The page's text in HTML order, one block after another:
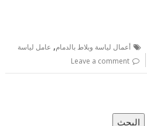
أعمال لياسة وبلاط بالدمام, عامل لياسة
Leave a comment
البحث